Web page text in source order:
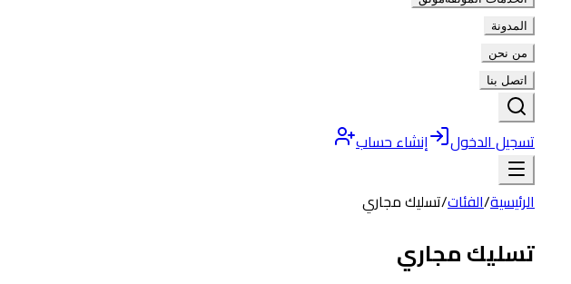
المدونة
من نحن
اتصل بنا
تسجيل الدخول إنشاء حساب
الرئيسية/الفئات/تسليك مجاري
تسليك مجاري